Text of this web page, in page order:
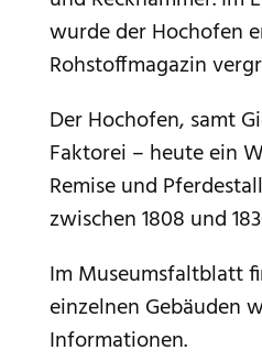
wurde der Hochofen
Rohstoffmagazin
Der Hochofen, samt
Faktorei – heute ein
Remise und
zwischen 1808 und
Im Museumsfaltblatt
einzelnen Gebäuden
Informationen.